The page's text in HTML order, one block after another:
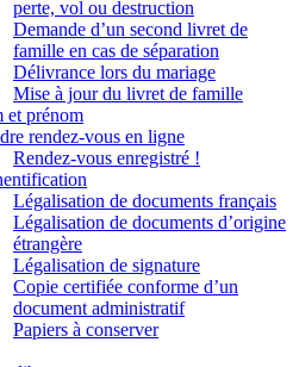
perte, vol ou destruction
Demande d’un second livret de
famille en cas de séparation
Délivrance lors du mariage
Mise à jour du livret de famille
et prénom
rendez-vous en ligne
Rendez-vous enregistré !
Légalisation de documents français
Légalisation de documents d’origine
étrangère
Légalisation de signature
Copie certifiée conforme d’un
document administratif
Papiers à conserver